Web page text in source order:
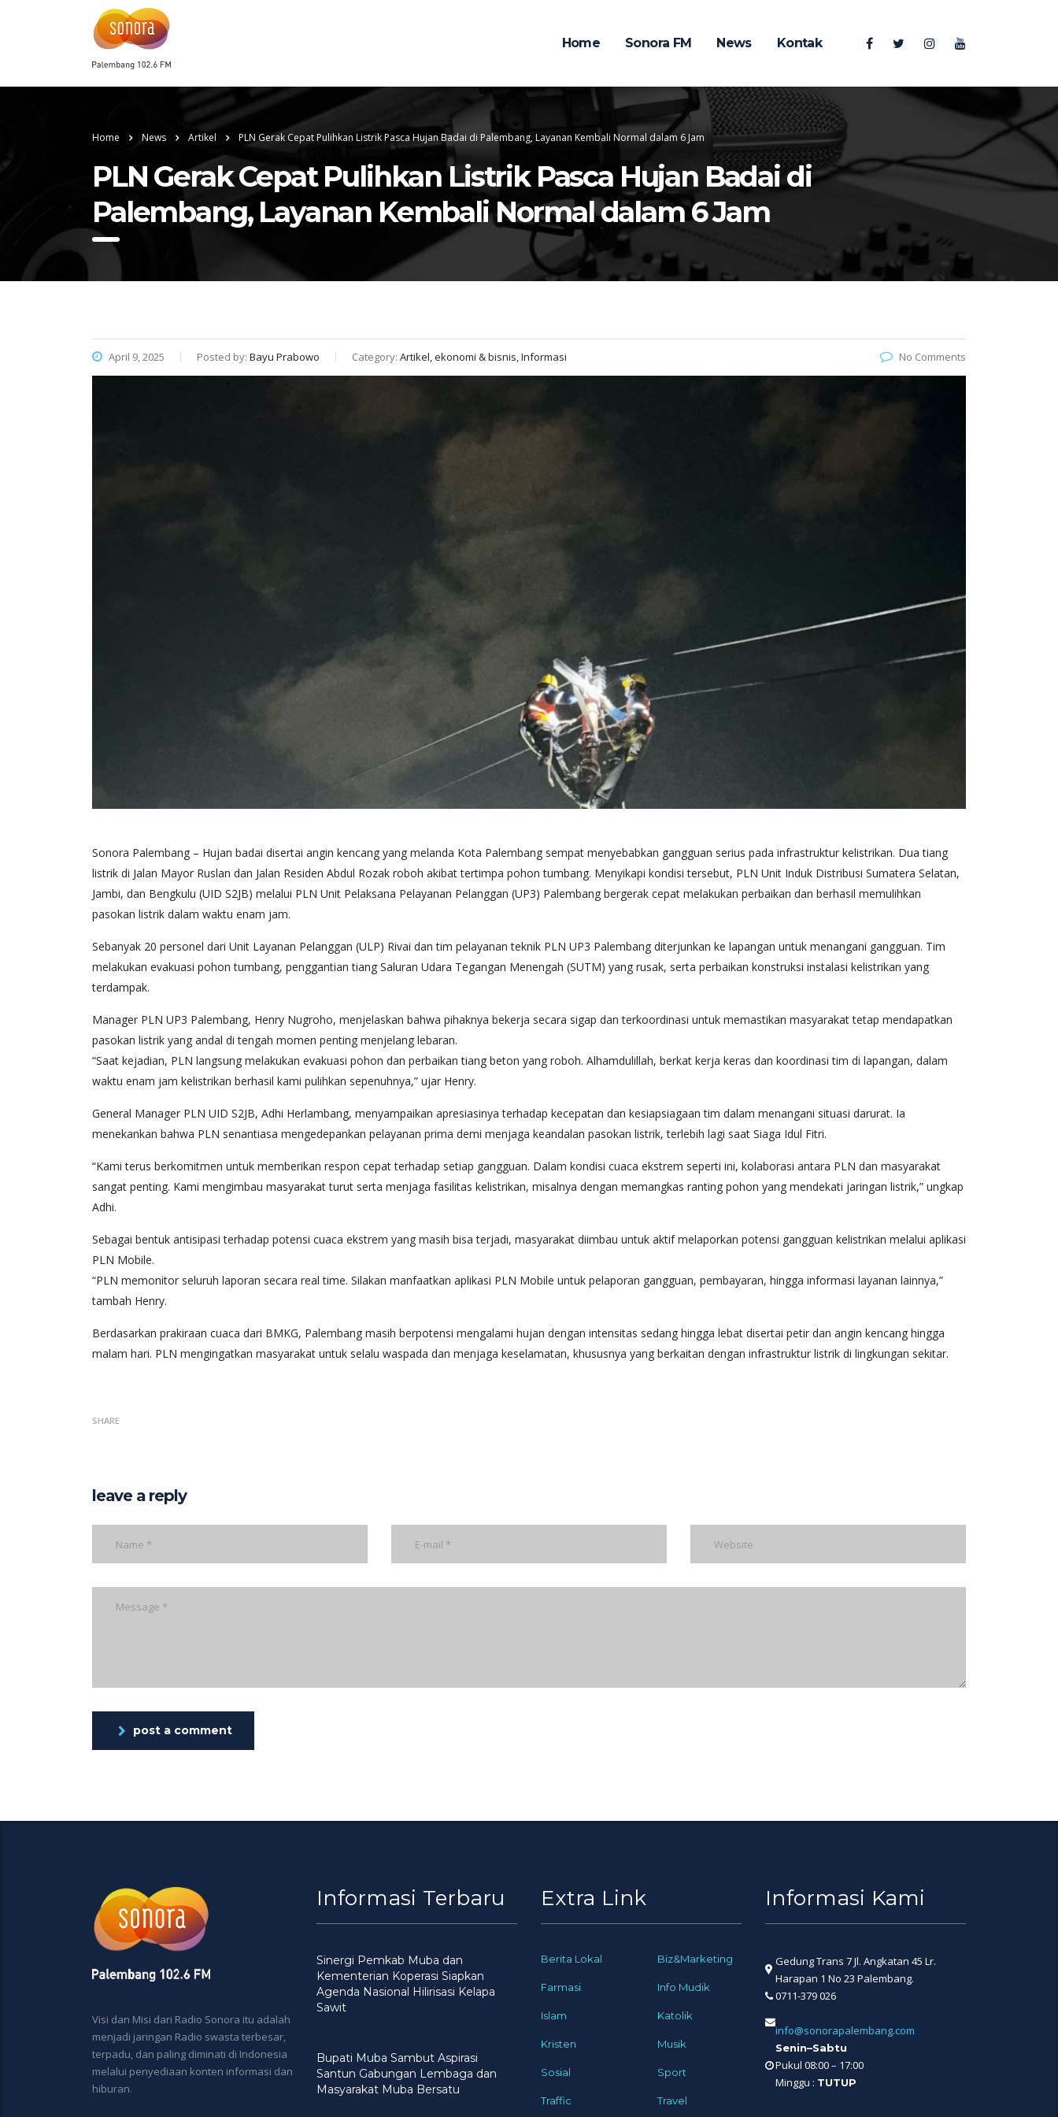
Home Sonora FM News Kontak
Home News Artikel PLN Gerak Cepat Pulihkan Listrik Pasca Hujan Badai di Palembang, Layanan Kembali Normal dalam 6 Jam
PLN Gerak Cepat Pulihkan Listrik Pasca Hujan Badai di
Palembang, Layanan Kembali Normal dalam 6 Jam
April 9, 2025 Posted by: Bayu Prabowo Category: Artikel, ekonomi & bisnis, Informasi No Comments
Sonora Palembang – Hujan badai disertai angin kencang yang melanda Kota Palembang sempat menyebabkan gangguan serius pada infrastruktur kelistrikan. Dua tiang
listrik di Jalan Mayor Ruslan dan Jalan Residen Abdul Rozak roboh akibat tertimpa pohon tumbang. Menyikapi kondisi tersebut, PLN Unit Induk Distribusi Sumatera Selatan,
Jambi, dan Bengkulu (UID S2JB) melalui PLN Unit Pelaksana Pelayanan Pelanggan (UP3) Palembang bergerak cepat melakukan perbaikan dan berhasil memulihkan
pasokan listrik dalam waktu enam jam.
Sebanyak 20 personel dari Unit Layanan Pelanggan (ULP) Rivai dan tim pelayanan teknik PLN UP3 Palembang diterjunkan ke lapangan untuk menangani gangguan. Tim
melakukan evakuasi pohon tumbang, penggantian tiang Saluran Udara Tegangan Menengah (SUTM) yang rusak, serta perbaikan konstruksi instalasi kelistrikan yang
terdampak.
Manager PLN UP3 Palembang, Henry Nugroho, menjelaskan bahwa pihaknya bekerja secara sigap dan terkoordinasi untuk memastikan masyarakat tetap mendapatkan
pasokan listrik yang andal di tengah momen penting menjelang lebaran.
“Saat kejadian, PLN langsung melakukan evakuasi pohon dan perbaikan tiang beton yang roboh. Alhamdulillah, berkat kerja keras dan koordinasi tim di lapangan, dalam
waktu enam jam kelistrikan berhasil kami pulihkan sepenuhnya,” ujar Henry.
General Manager PLN UID S2JB, Adhi Herlambang, menyampaikan apresiasinya terhadap kecepatan dan kesiapsiagaan tim dalam menangani situasi darurat. Ia
menekankan bahwa PLN senantiasa mengedepankan pelayanan prima demi menjaga keandalan pasokan listrik, terlebih lagi saat Siaga Idul Fitri.
“Kami terus berkomitmen untuk memberikan respon cepat terhadap setiap gangguan. Dalam kondisi cuaca ekstrem seperti ini, kolaborasi antara PLN dan masyarakat
sangat penting. Kami mengimbau masyarakat turut serta menjaga fasilitas kelistrikan, misalnya dengan memangkas ranting pohon yang mendekati jaringan listrik,” ungkap
Adhi.
Sebagai bentuk antisipasi terhadap potensi cuaca ekstrem yang masih bisa terjadi, masyarakat diimbau untuk aktif melaporkan potensi gangguan kelistrikan melalui aplikasi
PLN Mobile.
“PLN memonitor seluruh laporan secara real time. Silakan manfaatkan aplikasi PLN Mobile untuk pelaporan gangguan, pembayaran, hingga informasi layanan lainnya,”
tambah Henry.
Berdasarkan prakiraan cuaca dari BMKG, Palembang masih berpotensi mengalami hujan dengan intensitas sedang hingga lebat disertai petir dan angin kencang hingga
malam hari. PLN mengingatkan masyarakat untuk selalu waspada dan menjaga keselamatan, khususnya yang berkaitan dengan infrastruktur listrik di lingkungan sekitar.
SHARE
leave a reply
post a comment
Visi dan Misi dari Radio Sonora itu adalah
menjadi jaringan Radio swasta terbesar,
terpadu, dan paling diminati di Indonesia
melalui penyediaan konten informasi dan
hiburan.
Informasi Terbaru
Sinergi Pemkab Muba dan
Kementerian Koperasi Siapkan
Agenda Nasional Hilirisasi Kelapa
Sawit
Bupati Muba Sambut Aspirasi
Santun Gabungan Lembaga dan
Masyarakat Muba Bersatu
Extra Link
Berita Lokal Biz&Marketing
Farmasi Info Mudik
Islam Katolik
Kristen Musik
Sosial Sport
Traffic Travel
Informasi Kami
Gedung Trans 7 Jl. Angkatan 45 Lr.
Harapan 1 No 23 Palembang.
0711-379 026
info@sonorapalembang.com
Senin–Sabtu
Pukul 08:00 – 17:00
Minggu : TUTUP